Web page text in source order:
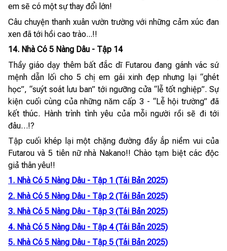
em sẽ có một sự thay đổi lớn!
Câu chuyện thanh xuân vườn trường với những cảm xúc đan
xen đã tới hồi cao trào...!!
14. Nhà Có 5 Nàng Dâu - Tập 14
Thầy giáo dạy thêm bất đắc dĩ Futarou đang gánh vác sứ
mệnh dẫn lối cho 5 chị em gái xinh đẹp nhưng lại “ghét
học”, “suýt soát lưu ban” tới ngưỡng cửa “lễ tốt nghiệp”. Sự
kiện cuối cùng của những năm cấp 3 - “Lễ hội trường” đã
kết thúc. Hành trình tình yêu của mỗi người rồi sẽ đi tới
đâu…!?
Tập cuối khép lại một chặng đường đầy ắp niềm vui của
Futarou và 5 tiên nữ nhà Nakano!! Chào tạm biệt các độc
giả thân yêu!!
1. Nhà Có 5 Nàng Dâu - Tập 1 (Tái Bản 2025)
2. Nhà Có 5 Nàng Dâu - Tập 2 (Tái Bản 2025)
3. Nhà Có 5 Nàng Dâu - Tập 3 (Tái Bản 2025)
4. Nhà Có 5 Nàng Dâu - Tập 4 (Tái Bản 2025)
5. Nhà Có 5 Nàng Dâu - Tập 5 (Tái Bản 2025)